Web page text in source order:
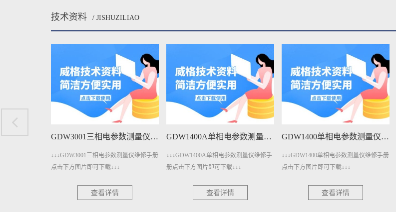
技术资料 / JISHUZILIAO
GDW3001三相电参数测量仪维修手册下载
↓↓↓GDW3001三相电参数测量仪维修手册
点击下方图片即可下载↓↓↓
查看详情
GDW1400A单相电参数测量仪维修手册下载
↓↓↓GDW1400A单相电参数测量仪维修手
册点击下方图片即可下载↓↓↓
查看详情
GDW1400单相电参数测量仪维修手册下载
↓↓↓GDW1400单相电参数测量仪维修手册
点击下方图片即可下载↓↓↓
查看详情